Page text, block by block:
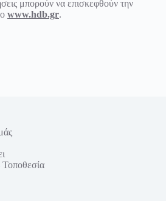
μπορούν να επισκεφθούν την
www.hdb.gr.
Τοποθεσία